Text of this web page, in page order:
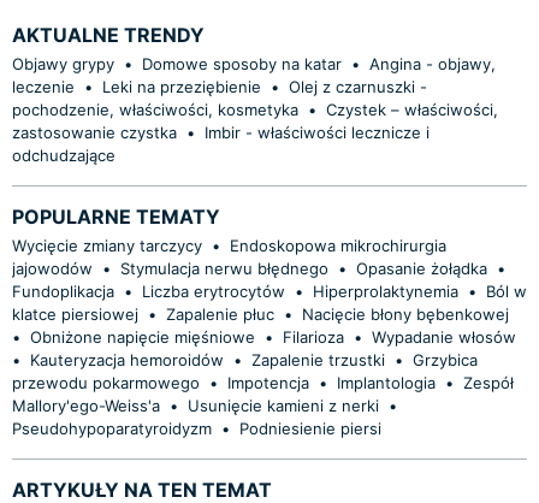
AKTUALNE TRENDY
Objawy grypy • Domowe sposoby na katar • Angina - objawy,
leczenie
• Leki na przeziębienie • Olej z czarnuszki -
pochodzenie, właściwości, kosmetyka • Czystek – właściwości,
zastosowanie czystka •
Imbir - właściwości lecznicze i
odchudzające
POPULARNE TEMATY
Wycięcie zmiany tarczycy •
Endoskopowa mikrochirurgia
jajowodów
• Stymulacja nerwu błędnego • Opasanie żołądka •
Fundoplikacja • Liczba erytrocytów • Hiperprolaktynemia •
Ból w
klatce piersiowej • Zapalenie płuc •
Nacięcie błony bębenkowej
• Obniżone napięcie mięśniowe • Filarioza • Wypadanie włosów
•
Kauteryzacja hemoroidów • Zapalenie trzustki • Grzybica
przewodu pokarmowego
• Impotencja • Implantologia • Zespół
Mallory'ego-Weiss'a • Usunięcie kamieni z nerki •
Pseudohypoparatyroidyzm • Podniesienie piersi
ARTYKUŁY NA TEN TEMAT